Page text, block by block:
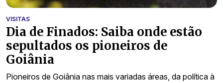
VISITAS
Dia de Finados: Saiba onde estão
sepultados os pioneiros de
Goiânia
Pioneiros de Goiânia nas mais variadas áreas, da política à